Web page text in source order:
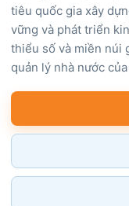
tiêu quốc gia xây
vững và phát triển
thiểu số và miền núi
quản lý nhà nước